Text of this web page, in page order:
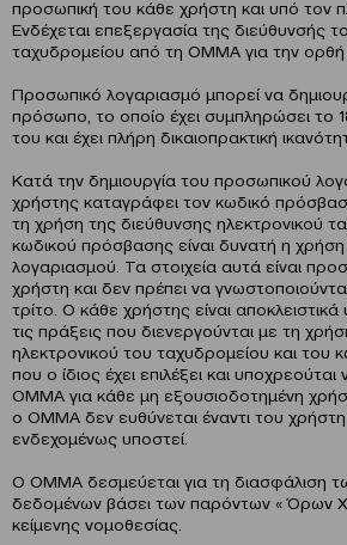
προσωπική του κάθε χρήστη και υπό τον
Ενδέχεται επεξεργασία της διεύθυνσής
ταχυδρομείου από τη OMMA για την
Προσωπικό λογαριασμό μπορεί να
πρόσωπο, το οποίο έχει συμπληρώσει το
του και έχει πλήρη δικαιοπρακτική
Κατά την δημιουργία του προσωπικού
χρήστης καταγράφει τον κωδικό
τη χρήση της διεύθυνσης ηλεκτρονικού
κωδικού πρόσβασης είναι δυνατή η
λογαριασμού. Τα στοιχεία αυτά είναι
χρήστη και δεν πρέπει να
τρίτο. Ο κάθε χρήστης είναι
τις πράξεις που διενεργούνται με τη
ηλεκτρονικού του ταχυδρομείου και του
που ο ίδιος έχει επιλέξει και υποχρεούται
OMMA για κάθε μη εξουσιοδοτημένη
ο OMMA δεν ευθύνεται έναντι του
ενδεχομένως υποστεί.
Ο OMMA δεσμεύεται για τη διασφάλιση
δεδομένων βάσει των παρόντων « Όρων
κείμενης νομοθεσίας.